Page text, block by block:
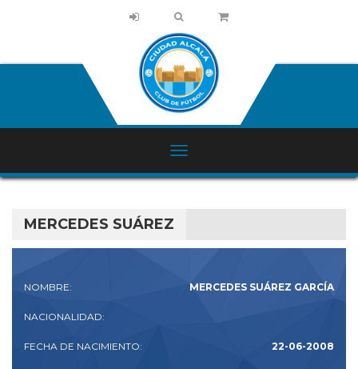
MERCEDES SUÁREZ
NOMBRE: MERCEDES SUÁREZ GARCÍA
NACIONALIDAD:
FECHA DE NACIMIENTO: 22-06-2008